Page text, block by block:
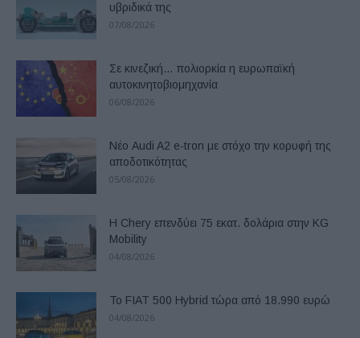
υβριδικά της
07/08/2026
Σε κινεζική… πολιορκία η ευρωπαϊκή
αυτοκινητοβιομηχανία
06/08/2026
Νέο Audi A2 e-tron με στόχο την κορυφή της
αποδοτικότητας
05/08/2026
Η Chery επενδύει 75 εκατ. δολάρια στην KG
Mobility
04/08/2026
Το FIAT 500 Hybrid τώρα από 18.990 ευρώ
04/08/2026